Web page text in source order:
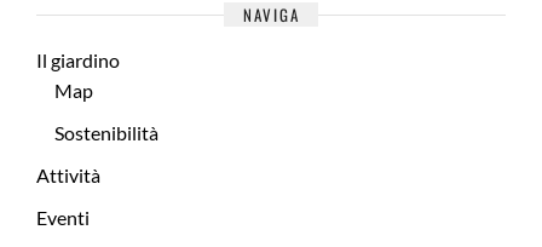
NAVIGA
Il giardino
Map
Sostenibilità
Attività
Eventi